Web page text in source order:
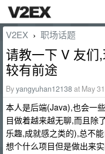
V2EX › 职场话题
请教一下 V 友们
较有前途
Byyangyuhan12138at May
本人是后端(Java),也会一
目做着越来越无聊,而且除
乐趣,成就感之类的),总不
想个什么项目但是做出来